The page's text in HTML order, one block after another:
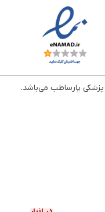
پارساطب می‌باشد.